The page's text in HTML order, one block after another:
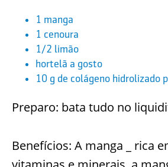
1 manga
1 cenoura
1/2 limão
hortelã a gosto
10 g de colágeno hidrolizado
Preparo: bata tudo no
Benefícios: A manga _ rica